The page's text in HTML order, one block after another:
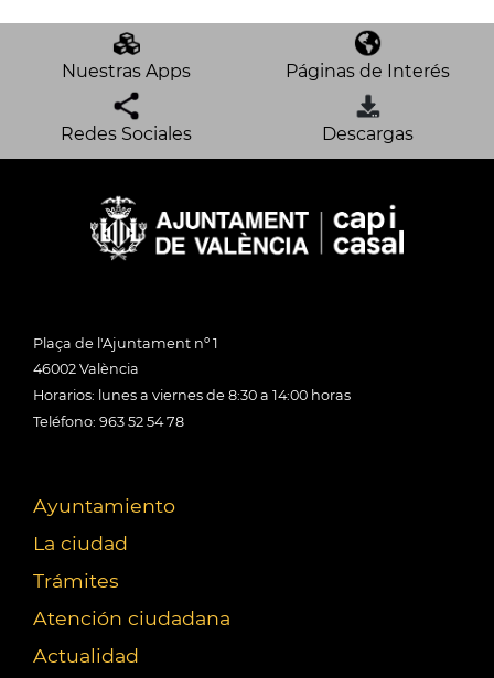
Nuestras Apps Páginas de Interés
Redes Sociales Descargas
Plaça de l'Ajuntament nº 1
46002 València
Horarios: lunes a viernes de 8:30 a 14:00 horas
Teléfono: 963 52 54 78
Ayuntamiento
La ciudad
Trámites
Atención ciudadana
Actualidad